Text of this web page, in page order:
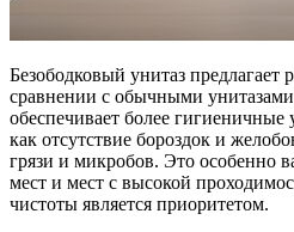
Безободковый унитаз предлагает
сравнении с обычными
обеспечивает более гигиеничные
как отсутствие бороздок и
грязи и микробов. Это особенно
мест и мест с высокой
чистоты является приоритетом.